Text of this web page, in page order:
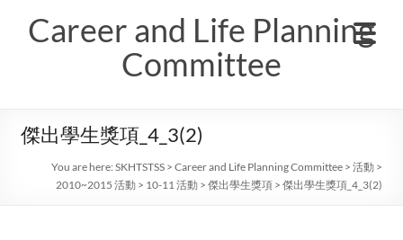
contentCareer and Life Planning
Committee
傑出學生獎項_4_3(2)
You are here:SKHTSTSS >Career and Life Planning Committee >活動 >
2010~2015 活動 > 10-11 活動 >傑出學生獎項 >傑出學生獎項_4_3(2)